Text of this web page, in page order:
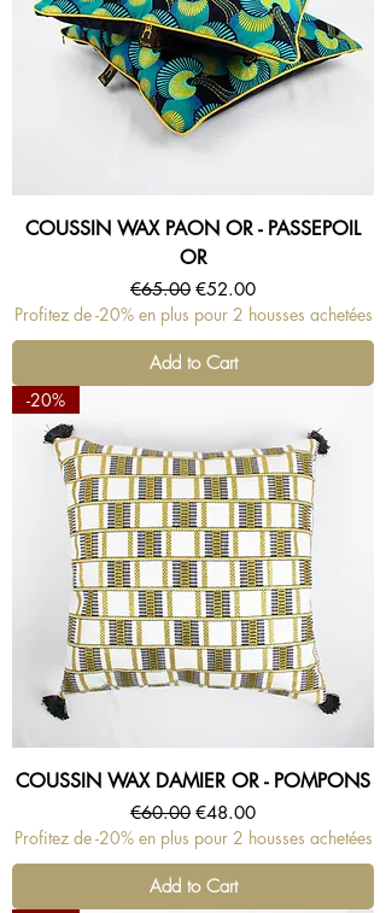
COUSSIN WAX PAON OR - PASSEPOIL
OR
Regular Price
€65.00 Sale Price
€52.00
Profitez de -20% en plus pour 2 housses achetées
Add to Cart
-20%
COUSSIN WAX DAMIER OR - POMPONS
Regular Price
€60.00 Sale Price
€48.00
Profitez de -20% en plus pour 2 housses achetées
Add to Cart